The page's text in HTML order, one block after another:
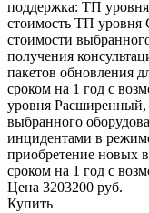
поддержка: ТП
стоимость ТП уровня
стоимости
получения
пакетов обновления
сроком на 1 год с
уровня Расширенный,
выбранного
инцидентами в
приобретение новых
сроком на 1 год с
Цена 3203200 руб.
Купить